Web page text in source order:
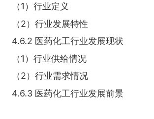
（1）行业定义
（2）行业发展特性
4.6.2 医药化工行业发展现状
（1）行业供给情况
（2）行业需求情况
4.6.3 医药化工行业发展前景